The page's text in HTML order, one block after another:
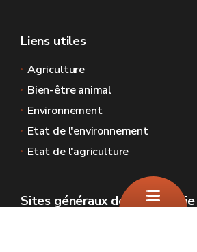
Liens utiles
Agriculture
Bien-être animal
Environnement
Etat de l'environnement
Etat de l'agriculture
Sites généraux de la Wallonie